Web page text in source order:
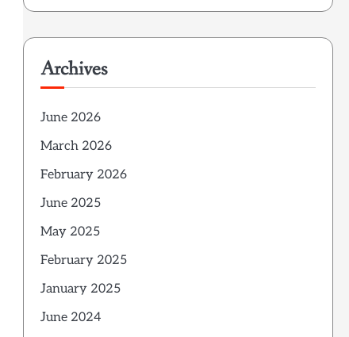
Archives
June 2026
March 2026
February 2026
June 2025
May 2025
February 2025
January 2025
June 2024